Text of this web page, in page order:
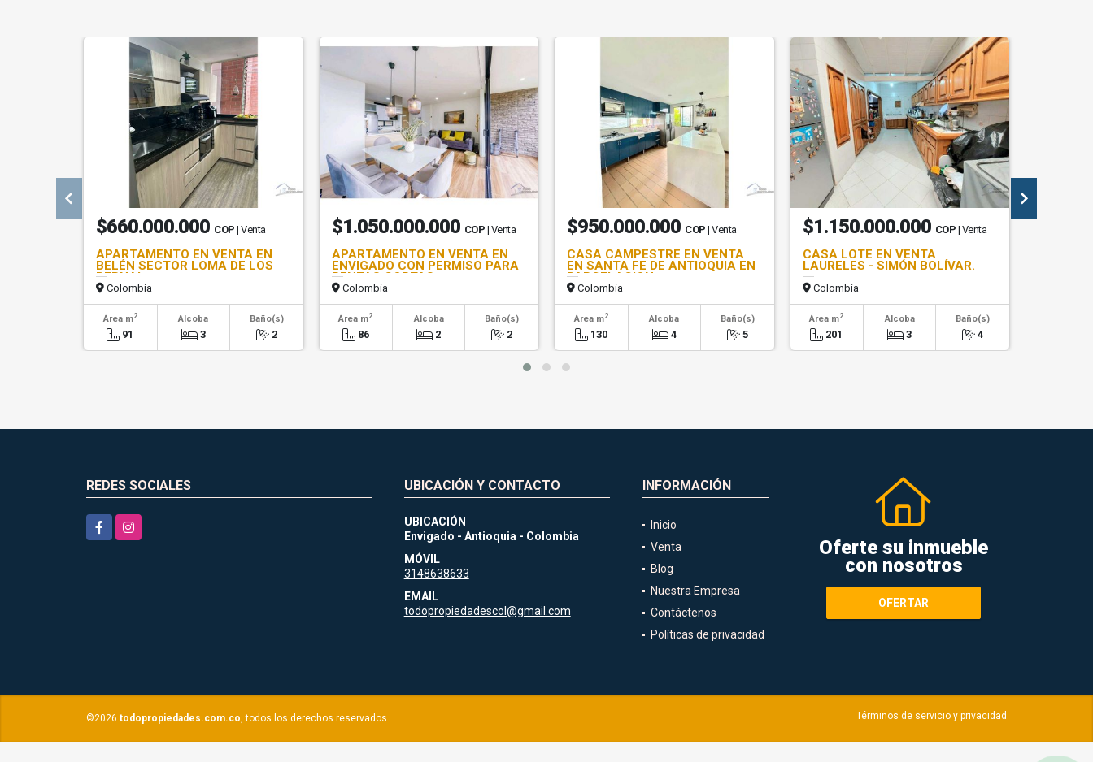
$660.000.000 COP | Venta
APARTAMENTO EN VENTA EN
BELÉN SECTOR LOMA DE LOS
BERNAL
Colombia
Área m2
91
Alcoba
3
Baño(s)
2
$1.050.000.000 COP | Venta
APARTAMENTO EN VENTA EN
ENVIGADO CON PERMISO PARA
RENTAS CORTAS
Colombia
Área m2
86
Alcoba
2
Baño(s)
2
$950.000.000 COP | Venta
CASA CAMPESTRE EN VENTA
EN SANTA FE DE ANTIOQUIA EN
PARCELACION
Colombia
Área m2
130
Alcoba
4
Baño(s)
5
$1.150.000.000 COP | Venta
CASA LOTE EN VENTA
LAURELES - SIMÓN BOLÍVAR.
Colombia
Área m2
201
Alcoba
3
Baño(s)
4
REDES SOCIALES
FacebookInstagram
UBICACIÓN Y CONTACTO
UBICACIÓN
Envigado - Antioquia - Colombia
MÓVIL
3148638633
EMAIL
todopropiedadescol@gmail.com
INFORMACIÓN
Inicio
Venta
Blog
Nuestra Empresa
Contáctenos
Políticas de privacidad
Oferte su inmueble
con nosotros
OFERTAR
©2026 todopropiedades.com.co, todos los derechos reservados. Términos de servicio y privacidad